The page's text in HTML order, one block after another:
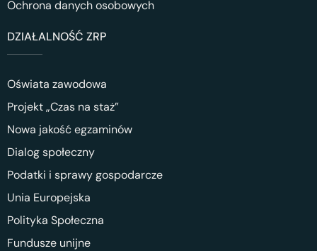
Ochrona danych osobowych
DZIAŁALNOŚĆ ZRP
Oświata zawodowa
Projekt „Czas na staż”
Nowa jakość egzaminów
Dialog społeczny
Podatki i sprawy gospodarcze
Unia Europejska
Polityka Społeczna
Fundusze unijne